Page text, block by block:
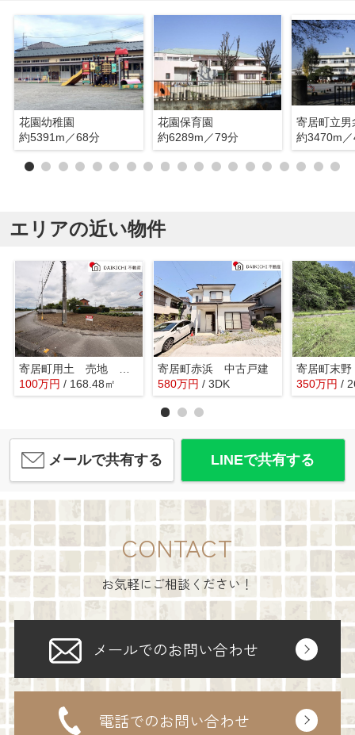
花園幼稚園
約5391m／68分
花園保育園
約6289m／79分
寄居町立男
約3470m
エリアの近い物件
100万円 / 168.48㎡
寄居町赤浜 中古戸建
580万円 / 3DK 350万円 /
メールで共有する LINEで共有する
CONTACT
お気軽にご相談ください！
メールでのお問い合わせ
電話でのお問い合わせ